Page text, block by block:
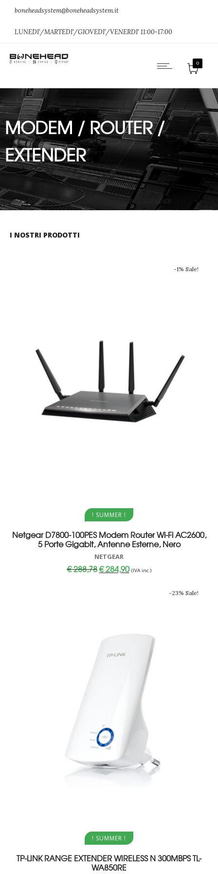
boneheadsystem@boneheadsystem.it
LUNEDI'/MARTEDI'/GIOVEDI'/VENERDI' 11:00-17:00
0
MODEM / ROUTER /
EXTENDER
Home»NETWORKING»MODEM / ROUTER / EXTENDER
I NOSTRI PRODOTTI
-1% Sale!
Aggiungi al carrello
! SUMMER !
Netgear D7800-100PES Modem Router Wi-Fi AC2600,
5 Porte Gigabit, Antenne Esterne, Nero
NETGEAR
€288,78Il
prezzo
€284,90Il
prezzo
(IVA inc.)
-23% Sale!
Aggiungi al carrello
! SUMMER !
TP-LINK RANGE EXTENDER WIRELESS N 300MBPS TL-
WA850RE